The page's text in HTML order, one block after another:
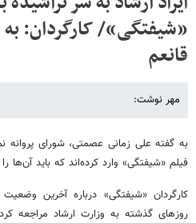
«شیفتگی»/ کارگردان:
قانعم
مهر نوشت:
به گفته علی زمانی عصمتی، شورای پروانه
فیلم «شیفتگی» وارد کرده‌اند که باید آن‌ها
کارگردان «شیفتگی» درباره آخرین
روزهای گذشته به وزارت ارشاد مراجعه